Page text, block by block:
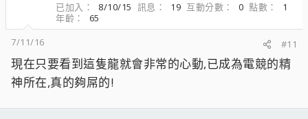
已加入
8/10/15 訊息 19 互動分數 0 點數
1
年齡
65
7/11/16
#11
現在只要看到這隻龍就會非常的心動,已成為電競的精
神所在,真的夠屌的!